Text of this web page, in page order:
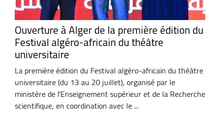
Ouverture à Alger de la première édition du
Festival algéro-africain du théâtre
universitaire
La première édition du Festival algéro-africain du théâtre
universitaire (du 13 au 20 juillet), organisé par le
ministère de l'Enseignement supérieur et de la Recherche
scientifique, en coordination avec le ...